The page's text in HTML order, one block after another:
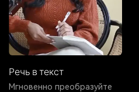
Речь в текст
Мгновенно преобразуйте